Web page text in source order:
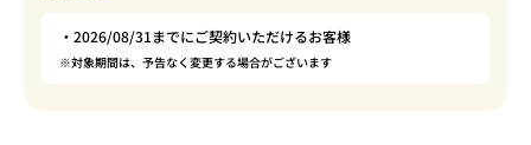
・2026/08/31までにご契約いただけるお客様
※対象期間は、予告なく変更する場合がございます